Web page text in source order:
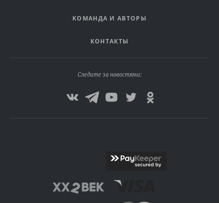
КОМАНДА И АВТОРЫ
КОНТАКТЫ
Следите за новостями: